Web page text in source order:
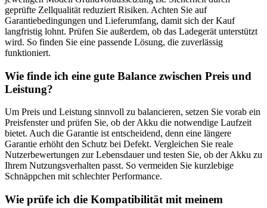
geprüfte Zellqualität reduziert Risiken. Achten Sie auf
Garantiebedingungen und Lieferumfang, damit sich der Kauf
langfristig lohnt. Prüfen Sie außerdem, ob das Ladegerät unterstützt
wird. So finden Sie eine passende Lösung, die zuverlässig
funktioniert.
Wie finde ich eine gute Balance zwischen Preis und
Leistung?
Um Preis und Leistung sinnvoll zu balancieren, setzen Sie vorab ein
Preisfenster und prüfen Sie, ob der Akku die notwendige Laufzeit
bietet. Auch die Garantie ist entscheidend, denn eine längere
Garantie erhöht den Schutz bei Defekt. Vergleichen Sie reale
Nutzerbewertungen zur Lebensdauer und testen Sie, ob der Akku zu
Ihrem Nutzungsverhalten passt. So vermeiden Sie kurzlebige
Schnäppchen mit schlechter Performance.
Wie prüfe ich die Kompatibilität mit meinem